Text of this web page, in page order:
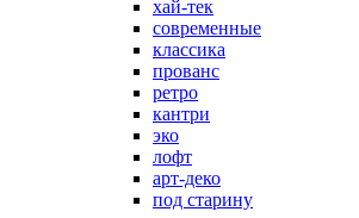
хай-тек
современные
классика
прованс
ретро
кантри
эко
лофт
арт-деко
под старину